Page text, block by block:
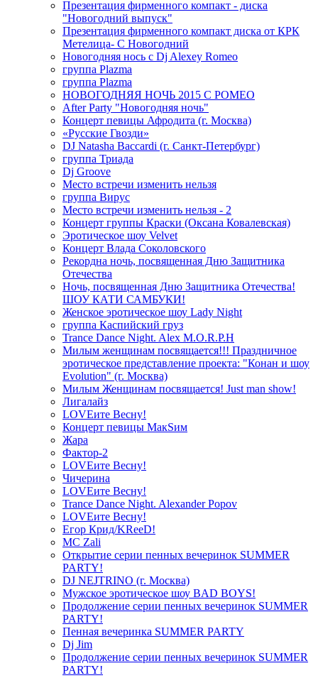
Презентация фирменного компакт - диска
"Новогодний выпуск"
Презентация фирменного компакт диска от КРК
Метелица- С Новогодний
Новогодняя нось с Dj Alexey Romeo
группа Plazma
группа Plazma
НОВОГОДНЯЯ НОЧЬ 2015 C РОМЕО
After Party "Новогодняя ночь"
Концерт певицы Афродита (г. Москва)
«Русские Гвозди»
DJ Natasha Baccardi (г. Санкт-Петербург)
группа Триада
Dj Groove
Место встречи изменить нельзя
группа Вирус
Место встречи изменить нельзя - 2
Концерт группы Краски (Оксана Ковалевская)
Эротическое шоу Velvet
Концерт Влада Соколовского
Рекордна ночь, посвященная Дню Защитника
Отечества
Ночь, посвященная Дню Защитника Отечества!
ШОУ КАТИ САМБУКИ!
Женское эротическое шоу Lady Night
группа Каспийский груз
Trance Dance Night. Alex M.O.R.P.H
Милым женщинам посвящается!!! Праздничное
эротическое представление проекта: "Конан и шоу
Evolution" (г. Москва)
Милым Женщинам посвящается! Just man show!
Лигалайз
LOVEите Весну!
Концерт певицы МакSим
Жара
Фактор-2
LOVEите Весну!
Чичерина
LOVEите Весну!
Trance Dance Night. Alexander Popov
LOVEите Весну!
Егор Крид/KReeD!
MC Zali
Открытие серии пенных вечеринок SUMMER
PARTY!
DJ NEJTRINO (г. Москва)
Мужское эротическое шоу BAD BOYS!
Продолжение серии пенных вечеринок SUMMER
PARTY!
Пенная вечеринка SUMMER PARTY
Dj Jim
Продолжение серии пенных вечеринок SUMMER
PARTY!